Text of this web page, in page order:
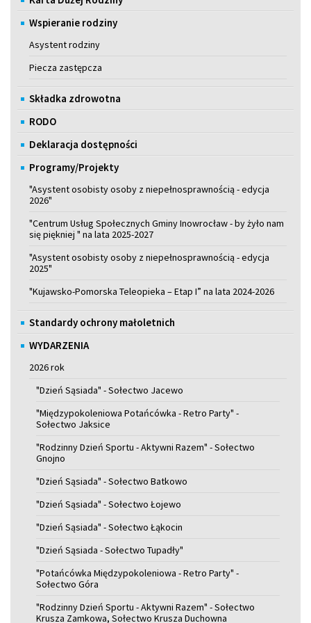
Wspieranie rodziny
Asystent rodziny
Piecza zastępcza
Składka zdrowotna
RODO
Deklaracja dostępności
Programy/Projekty
"Asystent osobisty osoby z niepełnosprawnością - edycja
2026"
"Centrum Usług Społecznych Gminy Inowrocław - by żyło nam
się piękniej " na lata 2025-2027
"Asystent osobisty osoby z niepełnosprawnością - edycja
2025"
"Kujawsko-Pomorska Teleopieka – Etap I” na lata 2024-2026
Standardy ochrony małoletnich
WYDARZENIA
2026 rok
"Dzień Sąsiada" - Sołectwo Jacewo
"Międzypokoleniowa Potańcówka - Retro Party" -
Sołectwo Jaksice
"Rodzinny Dzień Sportu - Aktywni Razem" - Sołectwo
Gnojno
"Dzień Sąsiada" - Sołectwo Batkowo
"Dzień Sąsiada" - Sołectwo Łojewo
"Dzień Sąsiada" - Sołectwo Łąkocin
"Dzień Sąsiada - Sołectwo Tupadły"
"Potańcówka Międzypokoleniowa - Retro Party" -
Sołectwo Góra
"Rodzinny Dzień Sportu - Aktywni Razem" - Sołectwo
Krusza Zamkowa, Sołectwo Krusza Duchowna